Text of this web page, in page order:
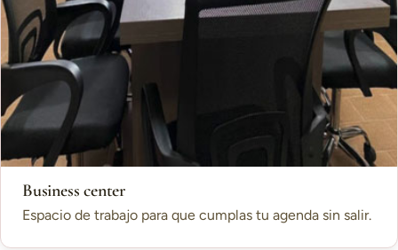
Business center
Espacio de trabajo para que cumplas tu agenda sin salir.